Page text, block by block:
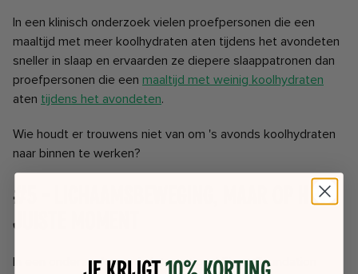
In een klinisch onderzoek vielen proefpersonen die een
maaltijd met meer koolhydraten aten tijdens het avondeten
sneller in slaap en ervaarden ze diepere slaappatronen dan
proefpersonen die een maaltijd met weinig koolhydraten
aten tijdens het avondeten.
Wie houdt er trouwens niet van om 's avonds koolhydraten
naar binnen te werken?
#5 - Lichaamsbeweging, maar op het
juiste moment
In een onderzoek van de International Sleep Foundation